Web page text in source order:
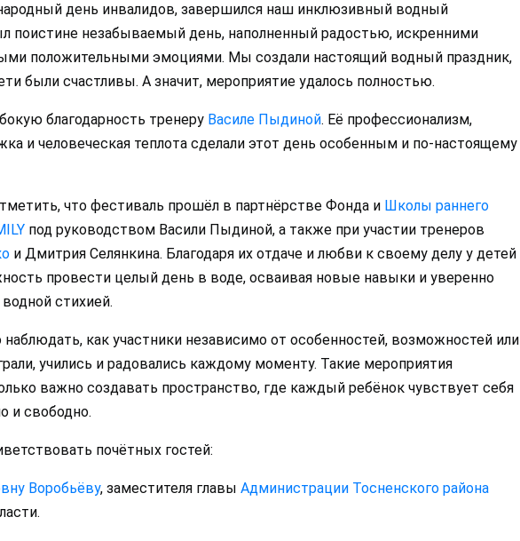
день инвалидов, завершился наш инклюзивный водный
поистине незабываемый день, наполненный радостью, искренними
положительными эмоциями. Мы создали настоящий водный праздник,
были счастливы. А значит, мероприятие удалось полностью.
благодарность тренеру Василе Пыдиной. Её профессионализм,
и человеческая теплотa сделали этот день особенным и по-настоящему
что фестиваль прошёл в партнёрстве Фонда и Школы раннего
под руководством Васили Пыдиной, а также при участии тренеров
и Дмитрия Селянкина. Благодаря их отдаче и любви к своему делу у детей
провести целый день в воде, осваивая новые навыки и уверенно
стихией.
как участники независимо от особенностей, возможностей или
учились и радовались каждому моменту. Такие мероприятия
важно создавать пространство, где каждый ребёнок чувствует себя
и свободно.
почётных гостей:
Воробьёву, заместителя главы Администрации Тосненского района